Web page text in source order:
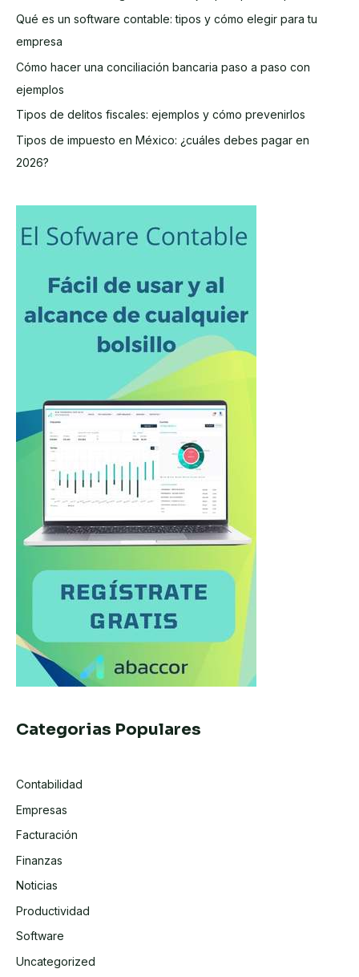
Qué es un software contable: tipos y cómo elegir para tu
empresa
Cómo hacer una conciliación bancaria paso a paso con
ejemplos
Tipos de delitos fiscales: ejemplos y cómo prevenirlos
Tipos de impuesto en México: ¿cuáles debes pagar en
2026?
Categorias Populares
Contabilidad
Empresas
Facturación
Finanzas
Noticias
Productividad
Software
Uncategorized